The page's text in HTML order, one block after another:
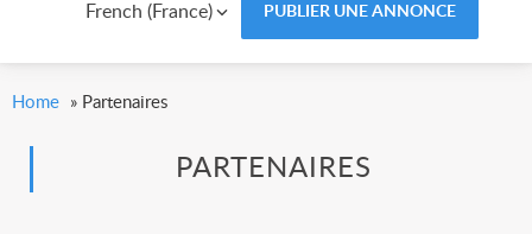
French (France) PUBLIER UNE ANNONCE
Home » Partenaires
PARTENAIRES